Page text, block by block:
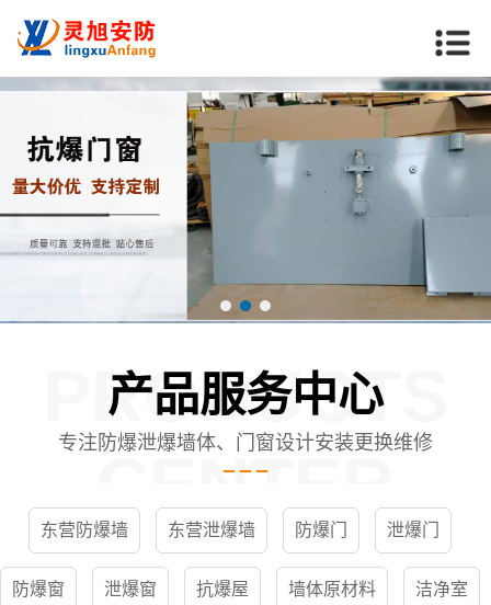
产品服务中心
PRODUCTS
CENTER
专注防爆泄爆墙体、门窗设计安装更换维修
东营防爆墙 东营泄爆墙 防爆门 泄爆门
防爆窗 泄爆窗 抗爆屋 墙体原材料 洁净室